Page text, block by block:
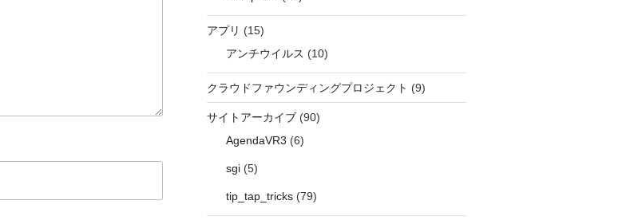
アプリ (15)
アンチウイルス (10)
クラウドファウンディングプロジェクト (9)
サイトアーカイブ(90)
AgendaVR3 (6)
sgi(5)
tip_tap_tricks(79)